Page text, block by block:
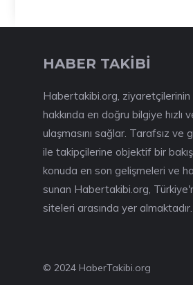
HABER TAKİBİ
Habertakibi.org, ziyaretçilerinin
hakkında en doğru bilgiye hızlı
ulaşmasını sağlar. Tarafsız ve
ile takipçilerine objektif bir bakış
konuda en son gelişmeleri ve
sunan Habertakibi.org,
siteleri arasında yer almaktadır.
© 2024 HaberTakibi.org